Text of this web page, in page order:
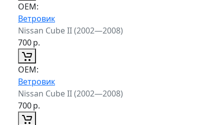
ОЕМ:
Ветровик
Nissan Cube II (2002—2008)
700р.
ОЕМ:
Ветровик
Nissan Cube II (2002—2008)
700р.